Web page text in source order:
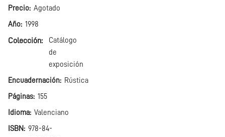
Precio Agotado
Año 1998
Colección
Catálogo
de
exposición
Encuadernación Rústica
Páginas 155
Idioma Valenciano
ISBN
978-84-